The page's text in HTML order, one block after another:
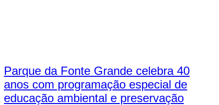
Parque da Fonte Grande celebra 40
anos com programação especial de
educação ambiental e preservação